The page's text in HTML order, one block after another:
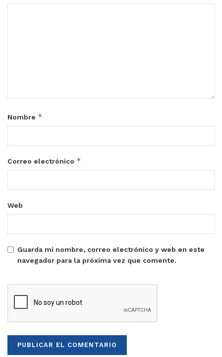
Nombre *
Correo electrónico *
Web
Guarda mi nombre, correo electrónico y web en este
navegador para la próxima vez que comente.